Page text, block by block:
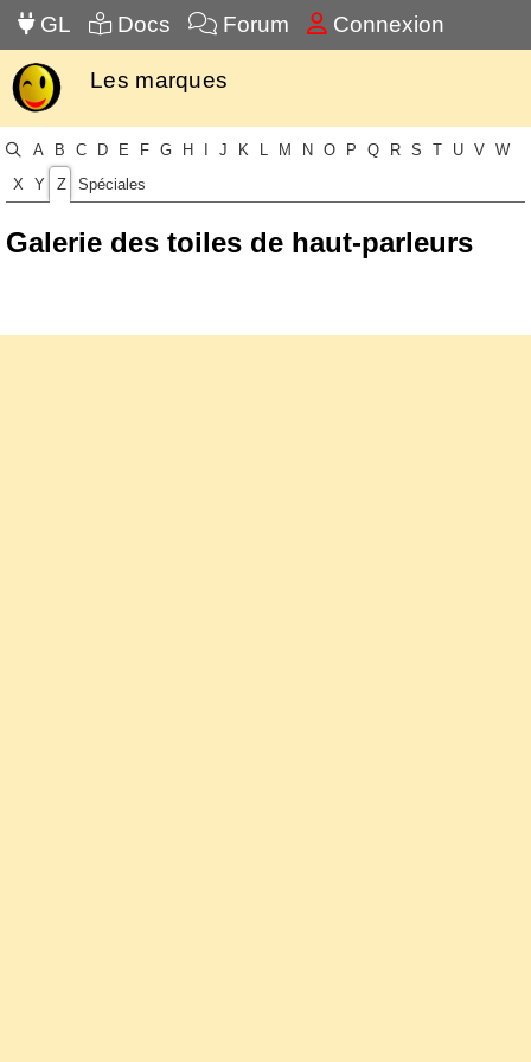
GL Docs Forum Connexion
Les marques
A B C D E F G H J K L M N O P Q R S T U V W
X Y Z Spéciales
Galerie des toiles de haut-parleurs